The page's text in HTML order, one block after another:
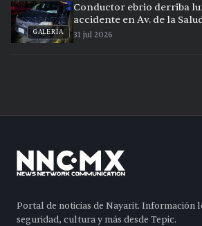
GALERÍA
Conductor ebrio derriba
accidente en Av. de la
31 jul 2026
Portal de noticias de Nayarit. Información
seguridad, cultura y más desde Tepic.